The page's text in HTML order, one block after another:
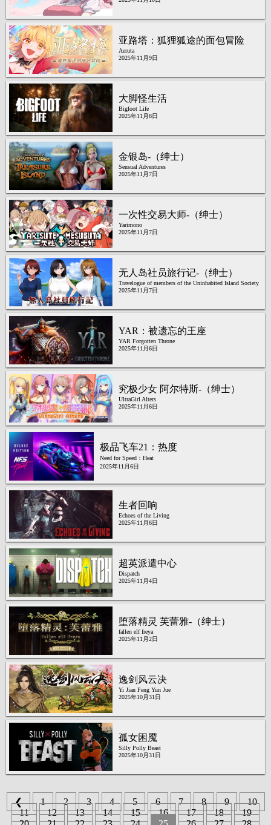
亚路塔：狐狸狐途的面包冒险
Aeruta
2025年11月9日
大脚怪生活
Bigfoot Life
2025年11月8日
金银岛-（绅士）
Sensual Adventures
2025年11月7日
一次性交易大师-（绅士）
Yarimono
2025年11月7日
无人岛社员旅行记-（绅士）
Travelogue of members of the Uninhabited Island Society
2025年11月7日
YAR：被遗忘的王座
YAR Forgotten Throne
2025年11月6日
究极少女 阿尔特斯-（绅士）
UltraGirl Alters
2025年11月6日
极品飞车21：热度
Need for Speed：Heat
2025年11月6日
生者回响
Echoes of the Living
2025年11月6日
超英派遣中心
Dispatch
2025年11月4日
堕落精灵 芙蕾雅-（绅士）
fallen elf freya
2025年11月2日
逸剑风云决
Yi Jian Feng Yun Jue
2025年10月31日
孤女困魇
Silly Polly Beast
2025年10月31日
❮ 1 2 3 4 5 6 7 8 9
10
11
12 13 14 15 16 17 18
19